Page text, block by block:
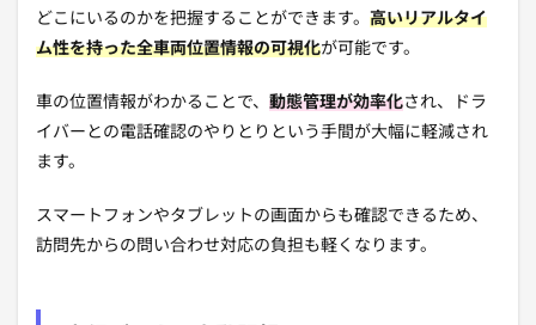
どこにいるのかを把握することができます。 高いリアルタイ
ム性を持った全車両位置情報の可視化が可能です。
車の位置情報がわかることで、 動態管理が効率化され、ドラ
イバーとの電話確認のやりとりという手間が大幅に軽減され
ます。
スマートフォンやタブレットの画面からも確認できるため、
訪問先からの問い合わせ対応の負担も軽くなります。